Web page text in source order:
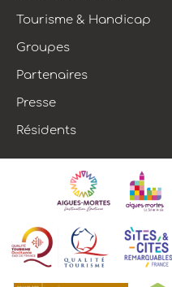
Tourisme & Handicap
Groupes
Partenaires
Presse
Résidents